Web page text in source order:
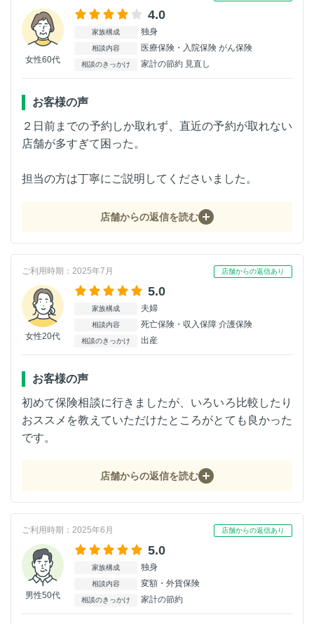
女性60代
4.0
家族構成 独身
相談内容 医療保険・入院保険 がん保険
相談のきっかけ 家計の節約 見直し
お客様の声
２日前までの予約しか取れず、直近の予約が取れない
店舗が多すぎて困った。
担当の方は丁寧にご説明してくださいました。
店舗からの返信を読む
ご利用時期：2025年7月 店舗からの返信あり
女性20代
5.0
家族構成 夫婦
相談内容 死亡保険・収入保障 介護保険
相談のきっかけ 出産
お客様の声
初めて保険相談に行きましたが、いろいろ比較したり
おススメを教えていただけたところがとても良かった
です。
店舗からの返信を読む
ご利用時期：2025年6月 店舗からの返信あり
男性50代
5.0
家族構成 独身
相談内容 変額・外貨保険
相談のきっかけ 家計の節約